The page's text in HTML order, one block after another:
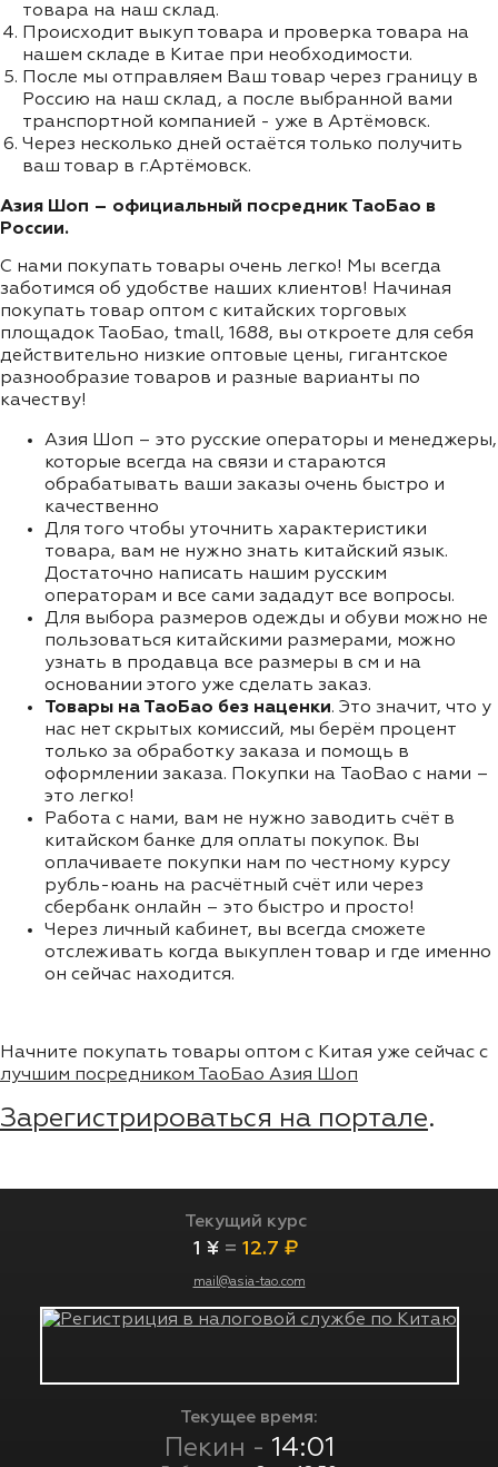
товара на наш склад.
Происходит выкуп товара и проверка товара на
нашем складе в Китае при необходимости.
После мы отправляем Ваш товар через границу в
Россию на наш склад, а после выбранной вами
транспортной компанией - уже в Артёмовск.
Через несколько дней остаётся только получить
ваш товар в г.Артёмовск.
Азия Шоп – официальный посредник ТаоБао в
России.
С нами покупать товары очень легко! Мы всегда
заботимся об удобстве наших клиентов! Начиная
покупать товар оптом с китайских торговых
площадок ТаоБао, tmall, 1688, вы откроете для себя
действительно низкие оптовые цены, гигантское
разнообразие товаров и разные варианты по
качеству!
Азия Шоп – это русские операторы и менеджеры,
которые всегда на связи и стараются
обрабатывать ваши заказы очень быстро и
качественно
Для того чтобы уточнить характеристики
товара, вам не нужно знать китайский язык.
Достаточно написать нашим русским
операторам и все сами зададут все вопросы.
Для выбора размеров одежды и обуви можно не
пользоваться китайскими размерами, можно
узнать в продавца все размеры в см и на
основании этого уже сделать заказ.
Товары на ТаоБао без наценки. Это значит, что у
нас нет скрытых комиссий, мы берём процент
только за обработку заказа и помощь в
оформлении заказа. Покупки на TaoBao с нами –
это легко!
Работа с нами, вам не нужно заводить счёт в
китайском банке для оплаты покупок. Вы
оплачиваете покупки нам по честному курсу
рубль-юань на расчётный счёт или через
сбербанк онлайн – это быстро и просто!
Через личный кабинет, вы всегда сможете
отслеживать когда выкуплен товар и где именно
он сейчас находится.
Начните покупать товары оптом с Китая уже сейчас с
лучшим посредником ТаоБао Азия Шоп
Зарегистрироваться на портале.
Текущий курс
1 ¥ = 12.7 ₽
mail@asia-tao.com
Текущее время:
Пекин - 14:01